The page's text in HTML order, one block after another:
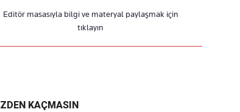
Editör masasıyla bilgi ve materyal paylaşmak için
tıklayın
KAÇMASIN